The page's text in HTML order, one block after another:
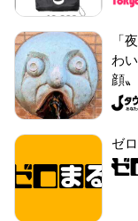
「
わ
顔
ゼ